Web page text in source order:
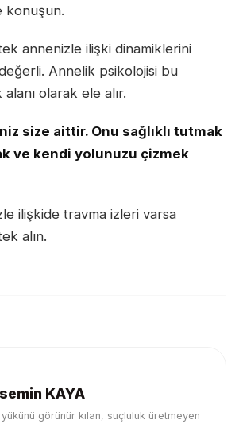
konuşun.
annenizle ilişki dinamiklerini
Annelik psikolojisi bu
olarak ele alır.
size aittir. Onu sağlıklı tutmak
ve kendi yolunuzu çizmek
ilişkide travma izleri varsa
alın.
KAYA
görünür kılan, suçluluk üretmeyen